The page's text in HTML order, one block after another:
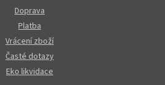
Doprava
Platba
Vrácení zboží
Časté dotazy
Eko likvidace